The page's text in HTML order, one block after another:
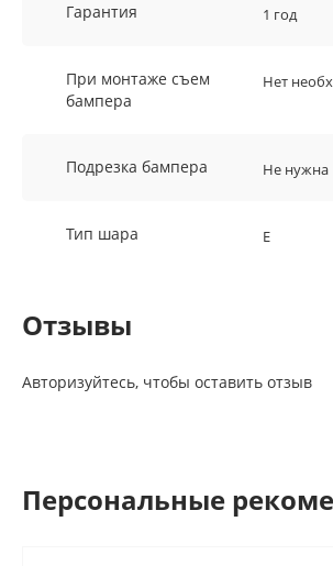
Гарантия 1 год
При монтаже съем
бампера
Нет
Подрезка бампера Не нужна
Тип шара E
Отзывы
Авторизуйтесь, чтобы оставить отзыв
Персональные